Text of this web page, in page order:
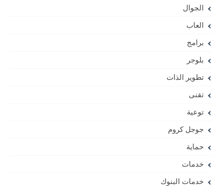
الجوال
العاب
برامج
بلوجر
تطوير الذات
تقنى
توعية
جوجل كروم
حماية
خدمات
خدمات البنوك